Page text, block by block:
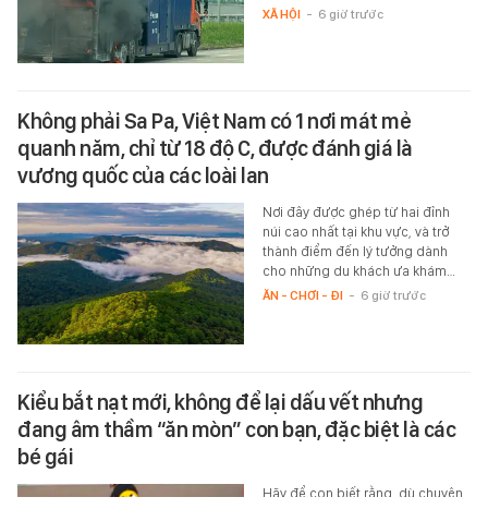
XÃ HỘI - 6 giờ trước
Không phải Sa Pa, Việt Nam có 1 nơi mát mẻ
quanh năm, chỉ từ 18 độ C, được đánh giá là
vương quốc của các loài lan
Nơi đây được ghép từ hai đỉnh
núi cao nhất tại khu vực, và trở
thành điểm đến lý tưởng dành
cho những du khách ưa khám…
ĂN - CHƠI - ĐI - 6 giờ trước
Kiểu bắt nạt mới, không để lại dấu vết nhưng
đang âm thầm “ăn mòn” con bạn, đặc biệt là các
bé gái
Hãy để con biết rằng, dù chuyện